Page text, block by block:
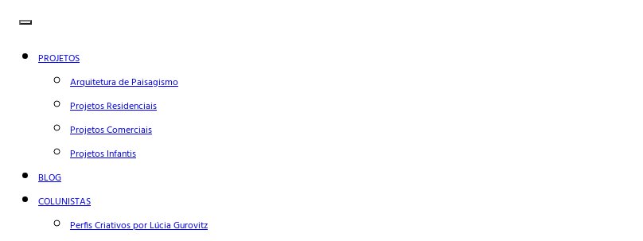
PROJETOS
Arquitetura de Paisagismo
Projetos Residenciais
Projetos Comerciais
Projetos Infantis
BLOG
COLUNISTAS
Perfis Criativos por Lúcia Gurovitz